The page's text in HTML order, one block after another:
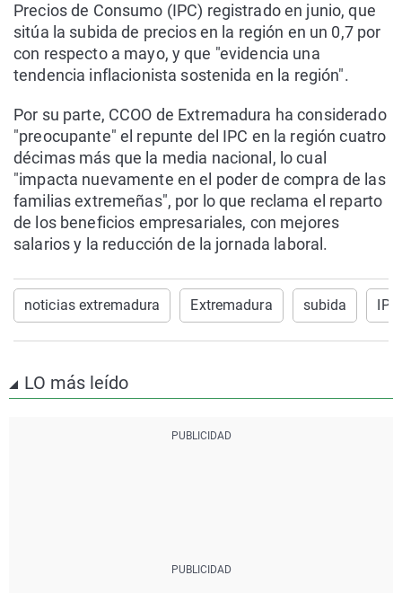
Precios de Consumo (IPC) registrado en junio, que
sitúa la subida de precios en la región en un 0,7 por
con respecto a mayo, y que "evidencia una
tendencia inflacionista sostenida en la región".
Por su parte, CCOO de Extremadura ha considerado
"preocupante" el repunte del IPC en la región cuatro
décimas más que la media nacional, lo cual
"impacta nuevamente en el poder de compra de las
familias extremeñas", por lo que reclama el reparto
de los beneficios empresariales, con mejores
salarios y la reducción de la jornada laboral.
noticias extremadura Extremadura subida IPC
LO más leído